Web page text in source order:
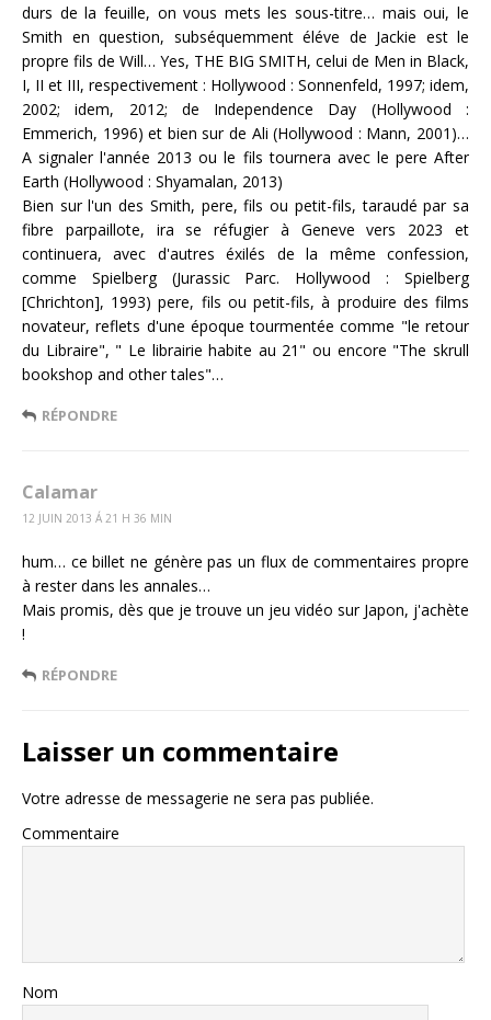
durs de la feuille, on vous mets les sous-titre… mais oui, le
Smith en question, subséquemment éléve de Jackie est le
propre fils de Will… Yes, THE BIG SMITH, celui de Men in Black,
I, II et III, respectivement : Hollywood : Sonnenfeld, 1997; idem,
2002; idem, 2012; de Independence Day (Hollywood :
Emmerich, 1996) et bien sur de Ali (Hollywood : Mann, 2001)…
A signaler l'année 2013 ou le fils tournera avec le pere After
Earth (Hollywood : Shyamalan, 2013)
Bien sur l'un des Smith, pere, fils ou petit-fils, taraudé par sa
fibre parpaillote, ira se réfugier à Geneve vers 2023 et
continuera, avec d'autres éxilés de la même confession,
comme Spielberg (Jurassic Parc. Hollywood : Spielberg
[Chrichton], 1993) pere, fils ou petit-fils, à produire des films
novateur, reflets d'une époque tourmentée comme "le retour
du Libraire", " Le librairie habite au 21" ou encore "The skrull
bookshop and other tales"…
RÉPONDRE
Calamar
12 JUIN 2013 Á 21 H 36 MIN
hum… ce billet ne génère pas un flux de commentaires propre
à rester dans les annales…
Mais promis, dès que je trouve un jeu vidéo sur Japon, j'achète
!
RÉPONDRE
Laisser un commentaire
Votre adresse de messagerie ne sera pas publiée.
Commentaire
Nom